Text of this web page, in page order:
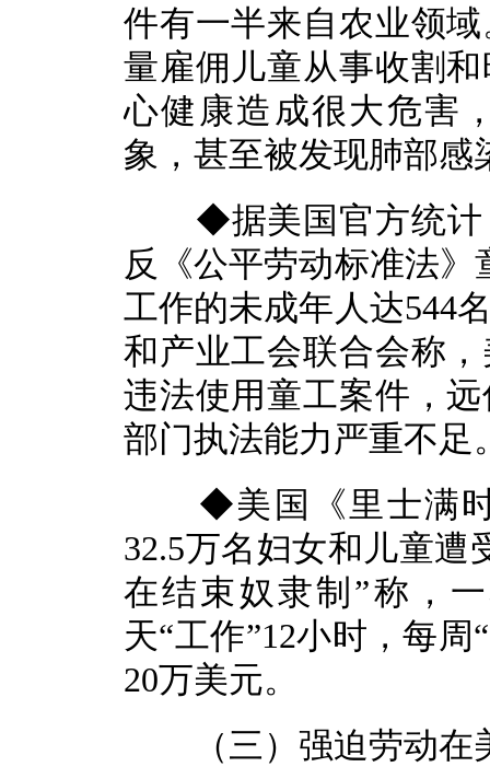
件有一半来自农业领
量雇佣儿童从事收割
心健康造成很大危害
象，甚至被发现肺部感
◆据美国官方统计，
反《公平劳动标准法
工作的未成年人达544
和产业工会联合会称
违法使用童工案件，
部门执法能力严重不足
◆美国《里士满时
32.5万名妇女和儿童遭
在结束奴隶制”称，
天“工作”12小时，每
20万美元。
（三）强迫劳动在